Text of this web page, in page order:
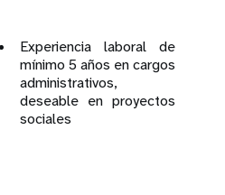
Experiencia laboral de
mínimo 5 años en cargos
administrativos,
deseable en proyectos
sociales